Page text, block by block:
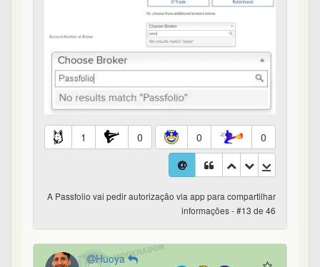
1 0 0 0
A Passfolio vai pedir autorização via app para compartilhar
informações - #13 de 46
Huoya